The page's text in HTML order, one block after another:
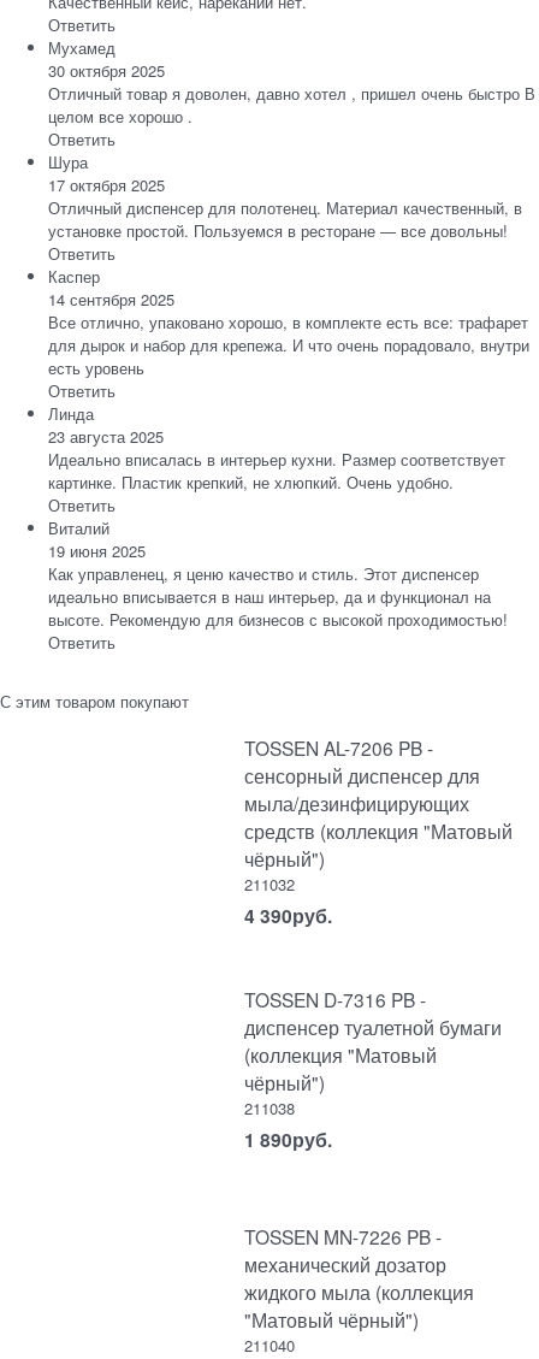
Ответить
Мухамед
30 октября 2025
Отличный товар я доволен, давно хотел , пришел очень быстро В
целом все хорошо .
Ответить
Шура
17 октября 2025
Отличный диспенсер для полотенец. Материал качественный, в
установке простой. Пользуемся в ресторане — все довольны!
Ответить
Каспер
14 сентября 2025
Все отлично, упаковано хорошо, в комплекте есть все: трафарет
для дырок и набор для крепежа. И что очень порадовало, внутри
есть уровень
Ответить
Линда
23 августа 2025
Идеально вписалась в интерьер кухни. Размер соответствует
картинке. Пластик крепкий, не хлюпкий. Очень удобно.
Ответить
Виталий
19 июня 2025
Как управленец, я ценю качество и стиль. Этот диспенсер
идеально вписывается в наш интерьер, да и функционал на
высоте. Рекомендую для бизнесов с высокой проходимостью!
Ответить
С этим товаром покупают
TOSSEN AL-7206 PB -
сенсорный диспенсер для
мыла/дезинфицирующих
средств (коллекция "Матовый
чёрный")
211032
4 390руб.
TOSSEN D-7316 PB -
диспенсер туалетной бумаги
(коллекция "Матовый
чёрный")
211038
1 890руб.
TOSSEN MN-7226 PB -
механический дозатор
жидкого мыла (коллекция
"Матовый чёрный")
211040